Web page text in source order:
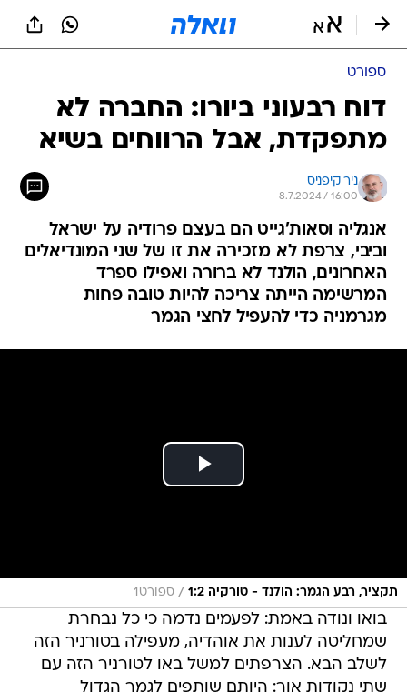
ספורט
דוח רבעוני ביורו: החברה לא
מתפקדת, אבל הרווחים בשיא
ניר קיפניס
8.7.2024 / 16:00
אנגליה וסאות'גייט הם בעצם פרודיה על ישראל
וביבי, צרפת לא מזכירה את זו של שני המונדיאלים
האחרונים, הולנד לא ברורה ואפילו ספרד
המרשימה הייתה צריכה להיות טובה פחות
מגרמניה כדי להעפיל לחצי הגמר
תקציר, רבע הגמר: הולנד - טורקיה 1:2 / ספורט1
בואו ונודה באמת: לפעמים נדמה כי כל נבחרת
שמחליטה לענות את אוהדיה, מעפילה בטורניר הזה
לשלב הבא. הצרפתים למשל באו לטורניר הזה עם
שתי נקודות אור: היותם שותפים לגמר הגדול